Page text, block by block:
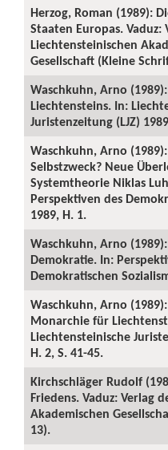
Herzog, Roman (1989):
Staaten Europas. Vaduz:
Liechtensteinischen
Gesellschaft (Kleine
Waschkuhn, Arno
Liechtensteins. In:
Juristenzeitung (LJZ)
Waschkuhn, Arno
Selbstzweck? Neue
Systemtheorie Niklas
Perspektiven des
1989, H. 1.
Waschkuhn, Arno
Demokratie. In:
Demokratischen
Waschkuhn, Arno
Monarchie für
Liechtensteinische
H. 2, S. 41-45.
Kirchschläger Rudolf
Friedens. Vaduz: Verlag
Akademischen
13).